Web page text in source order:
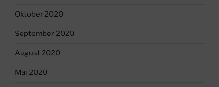
Oktober 2020
September 2020
August 2020
Mai 2020